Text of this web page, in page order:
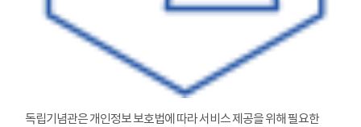
독립기념관은 개인정보 보호법에 따라 서비스 제공을 위해 필요한